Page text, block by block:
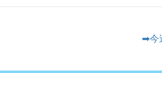
➡今